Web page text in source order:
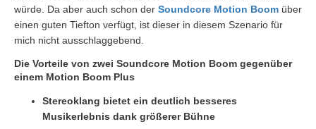
würde. Da aber auch schon der Soundcore Motion Boom über
einen guten Tiefton verfügt, ist dieser in diesem Szenario für
mich nicht ausschlaggebend.
Die Vorteile von zwei Soundcore Motion Boom gegenüber
einem Motion Boom Plus
Stereoklang bietet ein deutlich besseres
Musikerlebnis dank größerer Bühne